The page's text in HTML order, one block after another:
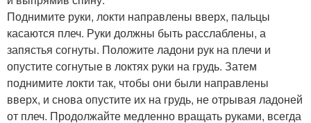
Поднимите руки, локти направлены вверх, пальцы
касаются плеч. Руки должны быть расслаблены, а
запястья согнуты. Положите ладони рук на плечи и
опустите согнутые в локтях руки на грудь. Затем
поднимите локти так, чтобы они были направлены
вверх, и снова опустите их на грудь, не отрывая ладоней
от плеч. Продолжайте медленно вращать руками, всегда